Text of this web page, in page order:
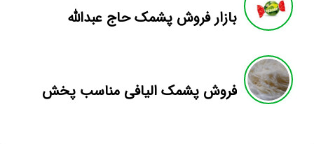
بازار فروش پشمک حاج عبدالله
فروش پشمک الیافی مناسب پخش